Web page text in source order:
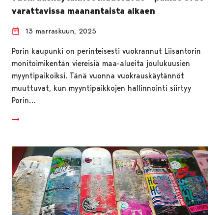
varattavissa maanantaista alkaen
13 marraskuun, 2025
Porin kaupunki on perinteisesti vuokrannut Liisantorin
monitoimikentän viereisiä maa-alueita joulukuusien
myyntipaikoiksi. Tänä vuonna vuokrauskäytännöt
muuttuvat, kun myyntipaikkojen hallinnointi siirtyy
Porin…